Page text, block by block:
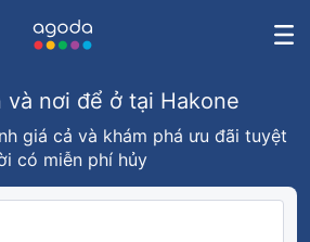
và nơi để ở tại Hakone
giá cả và khám phá ưu đãi tuyệt
có miễn phí hủy